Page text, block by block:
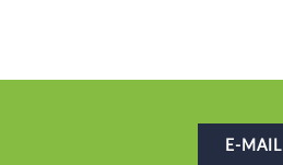
E-MAIL